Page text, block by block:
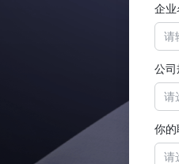
企
公
请
你的
请